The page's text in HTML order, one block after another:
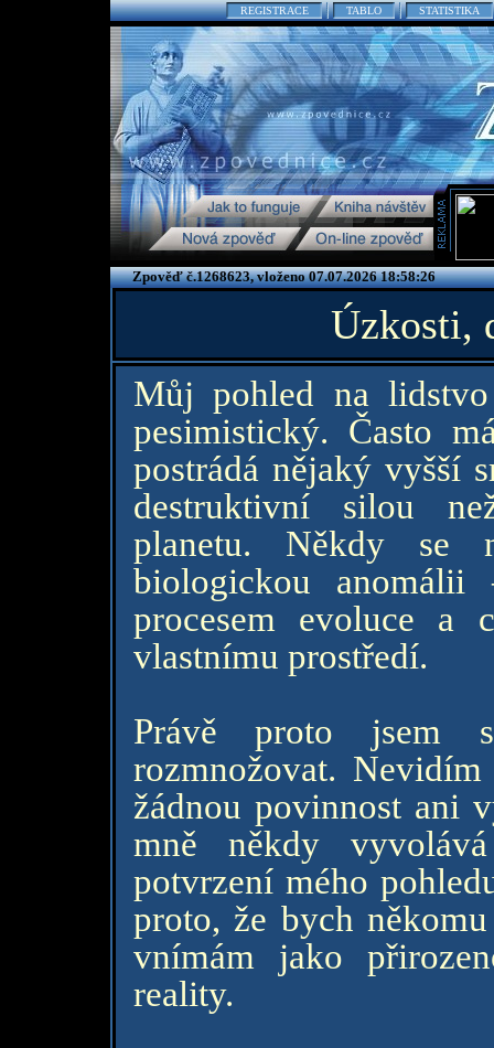
REGISTRACE TABLO STATISTIKA
Zpověď č.1268623, vloženo 07.07.2026 18:58:26
Úzkosti,
Můj pohled na
pesimistický. Často
postrádá nějaký vyšší
destruktivní silou
planetu. Někdy se
biologickou
procesem evoluce a
vlastnímu prostředí.
Právě proto jsem
rozmnožovat.
žádnou povinnost ani
mně někdy
potvrzení mého
proto, že bych
vnímám jako
reality.